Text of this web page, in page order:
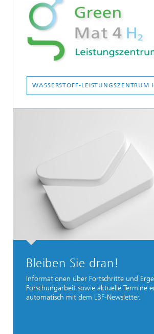
WASSERSTOFF-LEISTUNGSZENTRUM
Bleiben Sie dran!
Informationen über Fortschritte und
Forschungarbeit sowie aktuelle Termine
automatisch mit dem LBF-Newsletter.